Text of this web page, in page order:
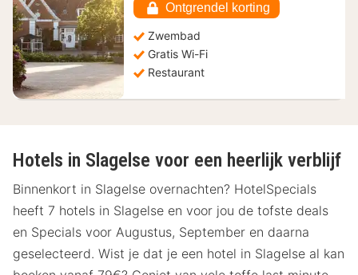
Ontgrendel korting
Zwembad
Gratis Wi-Fi
Restaurant
Hotels in Slagelse voor een heerlijk verblijf
Binnenkort in Slagelse overnachten? HotelSpecials
heeft 7 hotels in Slagelse en voor jou de tofste deals
en Specials voor Augustus, September en daarna
geselecteerd. Wist je dat je een hotel in Slagelse al kan